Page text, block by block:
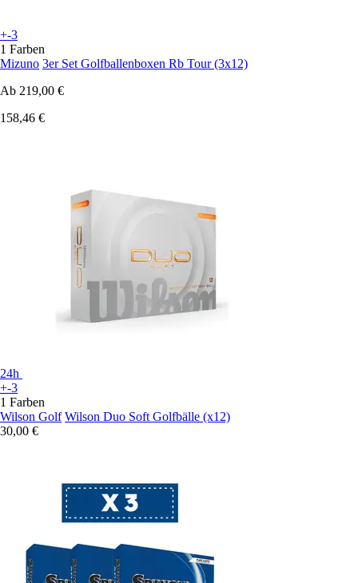
+-3
1 Farben
Mizuno 3er Set Golfballenboxen Rb Tour (3x12)
Ab 219,00 €
158,46 €
24h
+-3
1 Farben
Wilson Golf Wilson Duo Soft Golfbälle (x12)
30,00 €